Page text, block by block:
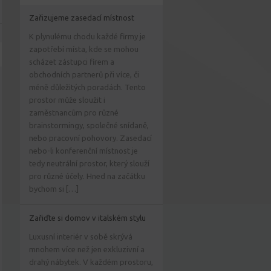
Zařizujeme zasedací místnost
K plynulému chodu každé firmy je
zapotřebí místa, kde se mohou
scházet zástupci firem a
obchodních partnerů při více, či
méně důležitých poradách. Tento
prostor může sloužit i
zaměstnancům pro různé
brainstormingy, společné snídaně,
nebo pracovní pohovory. Zasedací
nebo-li konferenční místnost je
tedy neutrální prostor, který slouží
pro různé účely. Hned na začátku
bychom si […]
Zařiďte si domov v italském stylu
Luxusní interiér v sobě skrývá
mnohem více než jen exkluzivní a
drahý nábytek. V každém prostoru,